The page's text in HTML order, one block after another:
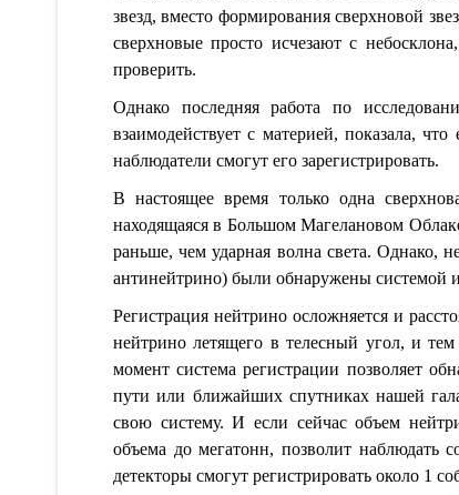
звезд, вместо формирования сверхновой
сверхновые просто исчезают с
проверить.
Однако последняя работа по
взаимодействует с материей, показала,
наблюдатели смогут его зарегистрировать.
В настоящее время только одна
находящаяся в Большом Магелановом
раньше, чем ударная волна света. Однако,
антинейтрино) были обнаружены системой
Регистрация нейтрино осложняется и
нейтрино летящего в телесный угол, и
момент система регистрации позволяет
пути или ближайших спутниках нашей
свою систему. И если сейчас объем
объема до мегатонн, позволит
детекторы смогут регистрировать около 1